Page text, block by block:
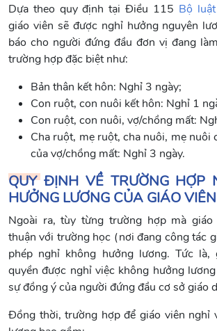
Dựa theo quy định tại Điều 115 Bộ
giáo viên sẽ được nghỉ hưởng nguyên
báo cho người đứng đầu đơn vị đang
trường hợp đặc biệt như:
Bản thân kết hôn: Nghỉ 3 ngày;
Con ruột, con nuôi kết hôn: Nghỉ 1
Con ruột, con nuôi, vợ/chồng mất:
Cha ruột, mẹ ruột, cha nuôi, mẹ nuôi
của vợ/chồng mất: Nghỉ 3 ngày.
QUY ĐỊNH VỀ TRƯỜNG HỢP
HƯỞNG LƯƠNG CỦA GIÁO VIÊN
Ngoài ra, tùy từng trường hợp mà
thuận với trường học (nơi đang công tác
phép nghỉ không hưởng lương. Tức là,
quyền được nghỉ việc không hưởng
sự đồng ý của người đứng đầu cơ sở giáo
Đồng thời, trường hợp để giáo viên nghỉ